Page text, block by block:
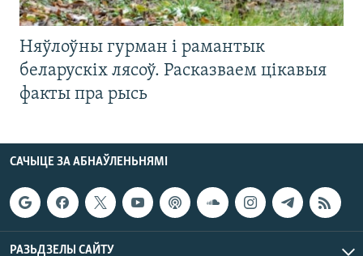
Няўлоўны гурман і рамантык
беларускіх лясоў. Расказваем цікавыя
факты пра рысь
САЧЫЦЕ ЗА АБНАЎЛЕНЬНЯМІ
РАЗЬДЗЕЛЫ САЙТУ